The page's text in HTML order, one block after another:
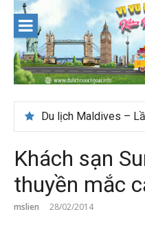
content
Khách sạn
thuyền mắc
mslien 28/02/2014